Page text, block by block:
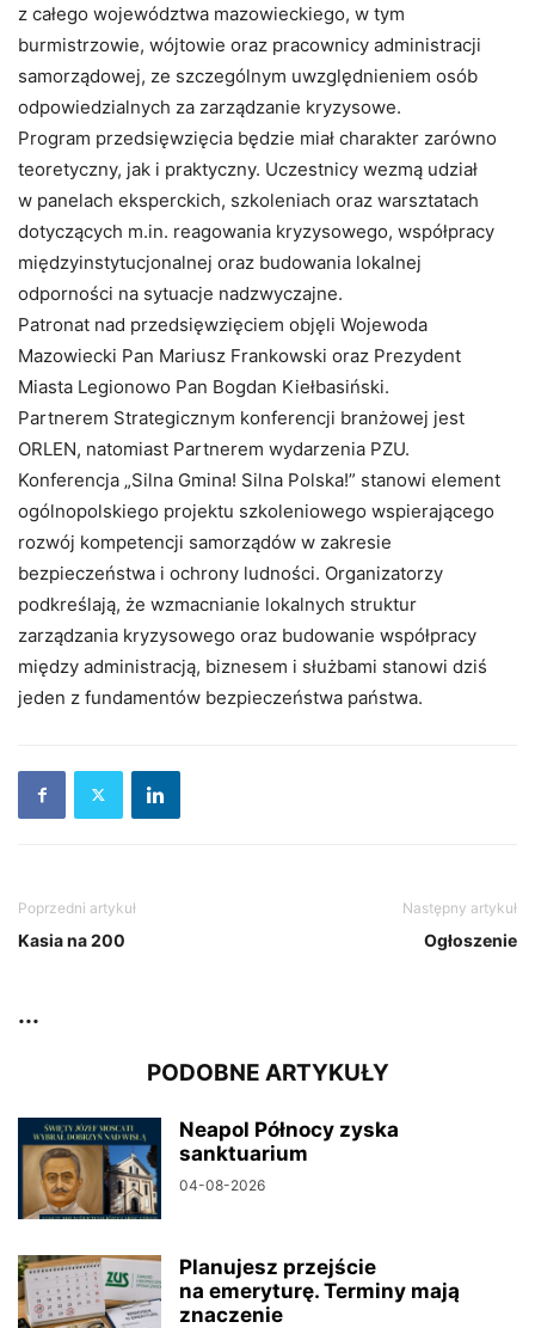
z całego województwa mazowieckiego, w tym
burmistrzowie, wójtowie oraz pracownicy administracji
samorządowej, ze szczególnym uwzględnieniem osób
odpowiedzialnych za zarządzanie kryzysowe.
Program przedsięwzięcia będzie miał charakter zarówno
teoretyczny, jak i praktyczny. Uczestnicy wezmą udział
w panelach eksperckich, szkoleniach oraz warsztatach
dotyczących m.in. reagowania kryzysowego, współpracy
międzyinstytucjonalnej oraz budowania lokalnej
odporności na sytuacje nadzwyczajne.
Patronat nad przedsięwzięciem objęli Wojewoda
Mazowiecki Pan Mariusz Frankowski oraz Prezydent
Miasta Legionowo Pan Bogdan Kiełbasiński.
Partnerem Strategicznym konferencji branżowej jest
ORLEN, natomiast Partnerem wydarzenia PZU.
Konferencja „Silna Gmina! Silna Polska!” stanowi element
ogólnopolskiego projektu szkoleniowego wspierającego
rozwój kompetencji samorządów w zakresie
bezpieczeństwa i ochrony ludności. Organizatorzy
podkreślają, że wzmacnianie lokalnych struktur
zarządzania kryzysowego oraz budowanie współpracy
między administracją, biznesem i służbami stanowi dziś
jeden z fundamentów bezpieczeństwa państwa.
Poprzedni artykuł
Kasia na 200
Następny artykuł
Ogłoszenie
...
PODOBNE ARTYKUŁY
Neapol Północy zyska
sanktuarium
04-08-2026
Planujesz przejście
na emeryturę. Terminy mają
znaczenie